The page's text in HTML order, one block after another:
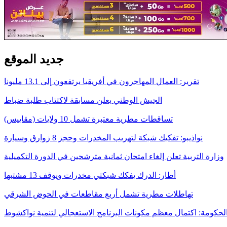
جديد الموقع
تقرير: العمال المهاجرون في أفريقيا يرتفعون إلى 13.1 مليونا
الجيش الوطني يعلن مسابقة لاكتتاب طلبة ضباط
تساقطات مطرية معتبرة تشمل 10 ولايات (مقاييس)
نواذيبو: تفكيك شبكة لتهريب المخدرات وحجز 8 زوارق وسيارة
وزارة التربية تعلن إلغاء امتحان ثمانية مترشحين في الدورة التكميلية
أطار: الدرك يفكك شبكتي مخدرات ويوقف 13 مشتبها
تهاطلات مطرية تشمل أربع مقاطعات في الحوض الشرقي
اكتمال معظم مكونات البرنامج الاستعجالي لتنمية نواكشوط